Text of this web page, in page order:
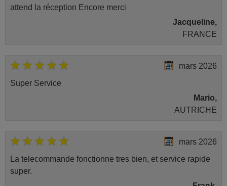
attend la réception Encore merci
Jacqueline,
FRANCE
mars 2026
Super Service
Mario,
AUTRICHE
mars 2026
La telecommande fonctionne tres bien, et service rapide
super.